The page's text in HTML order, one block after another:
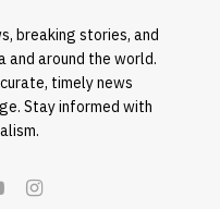
breaking stories, and
and around the world.
timely news
Stay informed with